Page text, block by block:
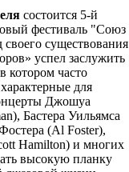
состоится 5-й
фестиваль "Союз
существования
успел заслужить
котором часто
для
Джошуа
Бастера Уильямса
(Al Foster),
Hamilton) и многих
высокую планку